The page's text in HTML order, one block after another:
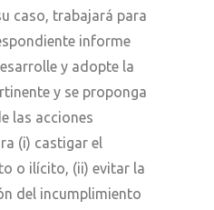
caso, trabajará para
informe
y adopte la
y se proponga
las acciones
(i) castigar el
o ilícito, (ii) evitar la
del incumplimiento